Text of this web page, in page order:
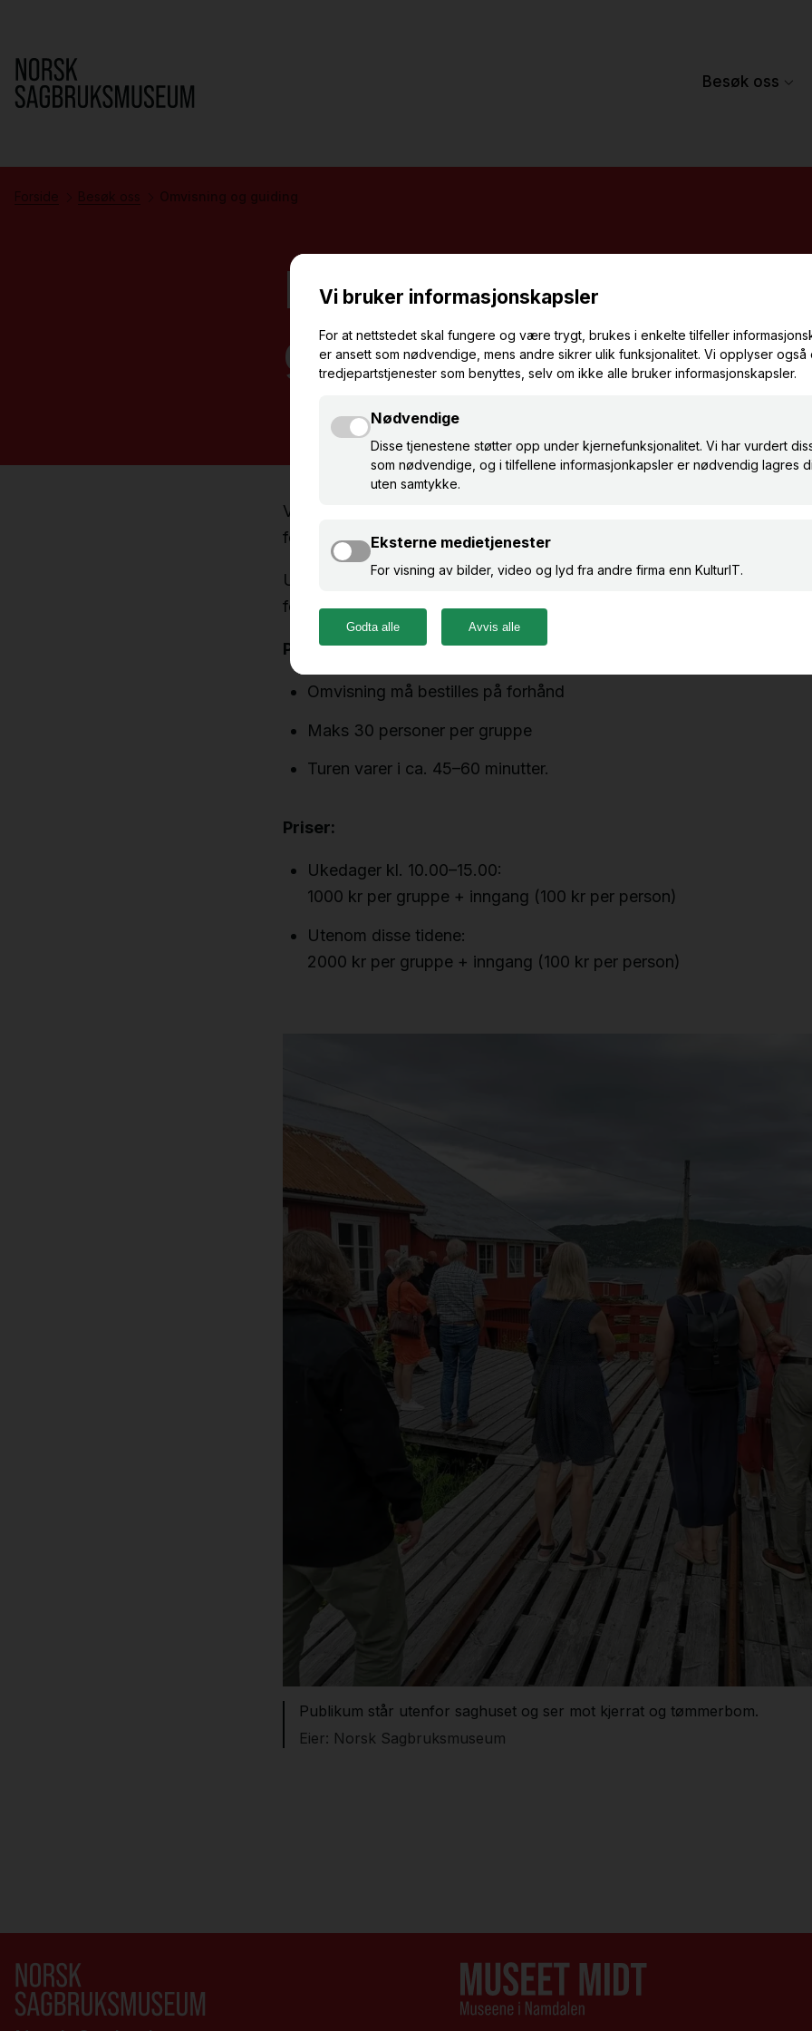
Besøk oss
Forside Besøk oss Omvisning og guiding
Bli med på en
gjennom
Vi tilbyr omvisninger for grupper ved Spillum Dampsag & Høvleri – et
fortidens håndverk og teknologi.
Under omvisningen følger dere hele produksjonslinja i saghuset, fra rå
ferdig produkt. Her får dere oppleve historien der den faktisk skjedde!
Praktisk informasjon:
Omvisning må bestilles på forhånd
Maks 30 personer per gruppe
Turen varer i ca. 45–60 minutter.
Priser:
Ukedager kl. 10.00–15.00:
1000 kr per gruppe + inngang (100 kr per person)
Utenom disse tidene:
2000 kr per gruppe + inngang (100 kr per person)
Publikum står utenfor saghuset og ser mot kjerrat og tømmerbom.
Norsk Sagbruksmuseum